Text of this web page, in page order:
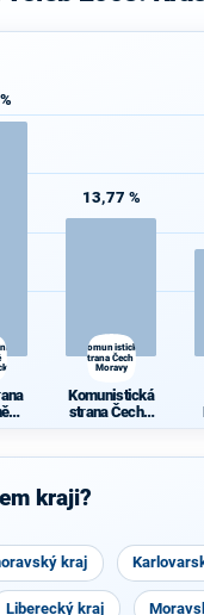
13,77 %
Komunistická
strana Čech a
Moravy
Komunistická
strana Čech a
kraji?
kraj
Liberecký kraj